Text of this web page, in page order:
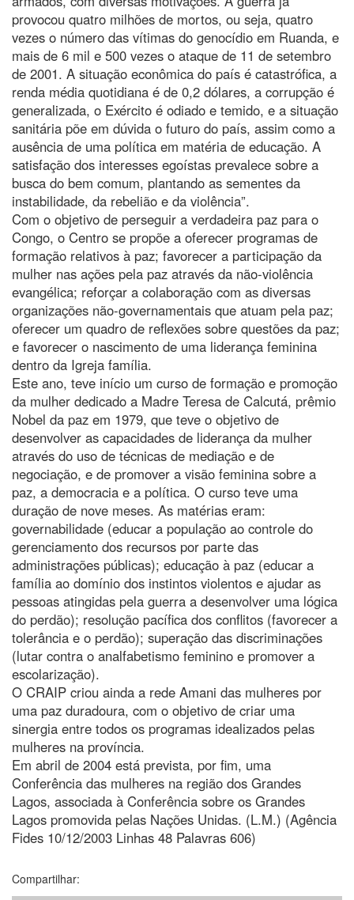
provocou quatro milhões de mortos, ou seja, quatro
vezes o número das vítimas do genocídio em Ruanda, e
mais de 6 mil e 500 vezes o ataque de 11 de setembro
de 2001. A situação econômica do país é catastrófica, a
renda média quotidiana é de 0,2 dólares, a corrupção é
generalizada, o Exército é odiado e temido, e a situação
sanitária põe em dúvida o futuro do país, assim como a
ausência de uma política em matéria de educação. A
satisfação dos interesses egoístas prevalece sobre a
busca do bem comum, plantando as sementes da
instabilidade, da rebelião e da violência”.
Com o objetivo de perseguir a verdadeira paz para o
Congo, o Centro se propõe a oferecer programas de
formação relativos à paz; favorecer a participação da
mulher nas ações pela paz através da não-violência
evangélica; reforçar a colaboração com as diversas
organizações não-governamentais que atuam pela paz;
oferecer um quadro de reflexões sobre questões da paz;
e favorecer o nascimento de uma liderança feminina
dentro da Igreja família.
Este ano, teve início um curso de formação e promoção
da mulher dedicado a Madre Teresa de Calcutá, prêmio
Nobel da paz em 1979, que teve o objetivo de
desenvolver as capacidades de liderança da mulher
através do uso de técnicas de mediação e de
negociação, e de promover a visão feminina sobre a
paz, a democracia e a política. O curso teve uma
duração de nove meses. As matérias eram:
governabilidade (educar a população ao controle do
gerenciamento dos recursos por parte das
administrações públicas); educação à paz (educar a
família ao domínio dos instintos violentos e ajudar as
pessoas atingidas pela guerra a desenvolver uma lógica
do perdão); resolução pacífica dos conflitos (favorecer a
tolerância e o perdão); superação das discriminações
(lutar contra o analfabetismo feminino e promover a
escolarização).
O CRAIP criou ainda a rede Amani das mulheres por
uma paz duradoura, com o objetivo de criar uma
sinergia entre todos os programas idealizados pelas
mulheres na província.
Em abril de 2004 está prevista, por fim, uma
Conferência das mulheres na região dos Grandes
Lagos, associada à Conferência sobre os Grandes
Lagos promovida pelas Nações Unidas. (L.M.) (Agência
Fides 10/12/2003 Linhas 48 Palavras 606)
Compartilhar: